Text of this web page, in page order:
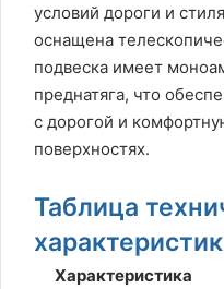
условий дороги и
оснащена
подвеска имеет
преднатяга, что
с дорогой и
поверхностях.
Таблица
характеристик
Характеристика